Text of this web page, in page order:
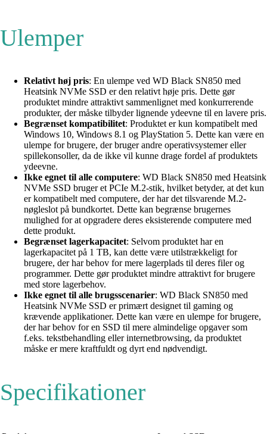
Ulemper
Relativt høj pris: En ulempe ved WD Black SN850 med
Heatsink NVMe SSD er den relativt høje pris. Dette gør
produktet mindre attraktivt sammenlignet med konkurrerende
produkter, der måske tilbyder lignende ydeevne til en lavere pris.
Begrænset kompatibilitet: Produktet er kun kompatibelt med
Windows 10, Windows 8.1 og PlayStation 5. Dette kan være en
ulempe for brugere, der bruger andre operativsystemer eller
spillekonsoller, da de ikke vil kunne drage fordel af produktets
ydeevne.
Ikke egnet til alle computere: WD Black SN850 med Heatsink
NVMe SSD bruger et PCIe M.2-stik, hvilket betyder, at det kun
er kompatibelt med computere, der har det tilsvarende M.2-
nøgleslot på bundkortet. Dette kan begrænse brugernes
mulighed for at opgradere deres eksisterende computere med
dette produkt.
Begrænset lagerkapacitet: Selvom produktet har en
lagerkapacitet på 1 TB, kan dette være utilstrækkeligt for
brugere, der har behov for mere lagerplads til deres filer og
programmer. Dette gør produktet mindre attraktivt for brugere
med store lagerbehov.
Ikke egnet til alle brugsscenarier: WD Black SN850 med
Heatsink NVMe SSD er primært designet til gaming og
krævende applikationer. Dette kan være en ulempe for brugere,
der har behov for en SSD til mere almindelige opgaver som
f.eks. tekstbehandling eller internetbrowsing, da produktet
måske er mere kraftfuldt og dyrt end nødvendigt.
Specifikationer